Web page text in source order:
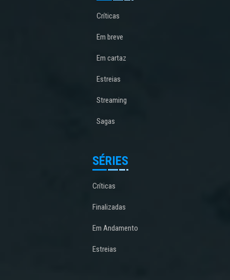
Críticas
Em breve
Em cartaz
Estreias
Streaming
Sagas
SÉRIES
Críticas
Finalizadas
Em Andamento
Estreias